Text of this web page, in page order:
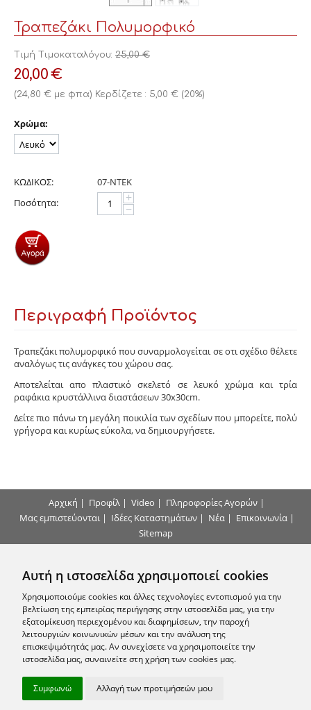
Αυτή η ιστοσελίδα χρησιμοποιεί cookies
Χρησιμοποιούμε cookies και άλλες τεχνολογίες εντοπισμού για την
βελτίωση της εμπειρίας περιήγησης στην ιστοσελίδα μας, για την
εξατομίκευση περιεχομένου και διαφημίσεων, την παροχή
λειτουργιών κοινωνικών μέσων και την ανάλυση της
επισκεψιμότητάς μας. Αν συνεχίσετε να χρησιμοποιείτε την
ιστοσελίδα μας, συναινείτε στη χρήση των cookies μας.
Συμφωνώ Αλλαγή των προτιμήσεών μου
Τραπεζάκι Πολυμορφικό
Τιμή Τιμοκαταλόγου: 25,00 €
20,00€
(24,80 € με φπα) Κερδίζετε : 5,00 € (20%)
Χρώμα:
ΚΩΔΙΚΟΣ:
07-ΝΤΕΚ
Ποσότητα:
+
−
Περιγραφή Προϊόντος
Τραπεζάκι πολυμορφικό που συναρμολογείται σε οτι σχέδιο θέλετε
αναλόγως τις ανάγκες του χώρου σας.
Αποτελείται απο πλαστικό σκελετό σε λευκό χρώμα και τρία
ραφάκια κρυστάλλινα διαστάσεων 30x30cm.
Δείτε πιο πάνω τη μεγάλη ποικιλία των σχεδίων που μπορείτε, πολύ
γρήγορα και κυρίως εύκολα, να δημιουργήσετε.
Αρχική | Προφίλ | Video | Πληροφορίες Αγορών |
Μας εμπιστεύονται| Ιδέες Καταστημάτων| Νέα| Επικοινωνία|
Sitemap
Επικοινωνήστε μαζί μας
Εγγραφείτε στο Newsletter μας
Ακολουθήστε μας
© 2010 - 2026 arhon.gr -